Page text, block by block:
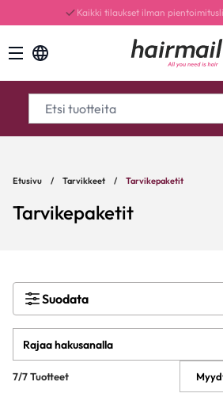
Kaikki tilaukset ilman
Etusivu / Tarvikkeet / Tarvikepaketit
Tarvikepaketit
Suodata
7/7 Tuotteet